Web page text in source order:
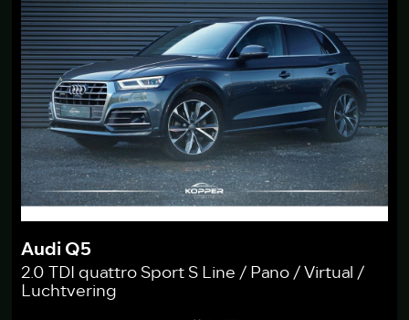
Audi Q5
2.0 TDI quattro Sport S Line / Pano / Virtual /
Luchtvering